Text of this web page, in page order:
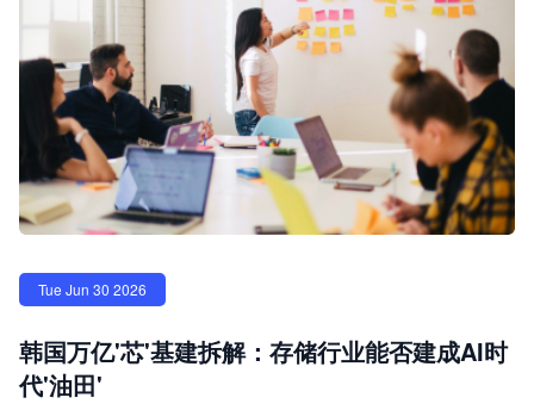
Tue Jun 30 2026
韩国万亿'芯'基建拆解：存储行业能否建成AI时
代'油田'